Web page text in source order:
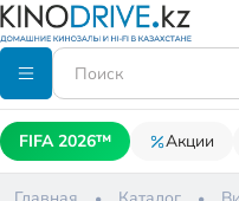
FIFA 2026™ Акции